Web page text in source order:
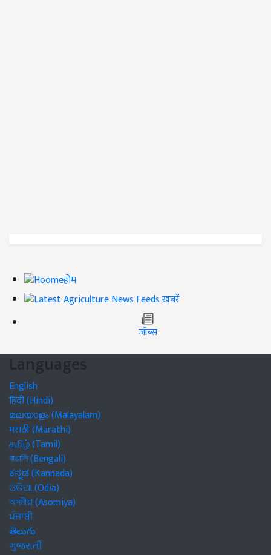
होम
ख़बरें
जॉब्स
Languages
English
हिंदी (Hindi)
മലയാളം (Malayalam)
मराठी (Marathi)
தமிழ் (Tamil)
বাঙালি (Bengali)
ಕನ್ನಡ (Kannada)
ଓଡିଆ (Odia)
অসমীয়া (Asomiya)
ਪੰਜਾਬੀ
తెలుగు
ગુજરાતી